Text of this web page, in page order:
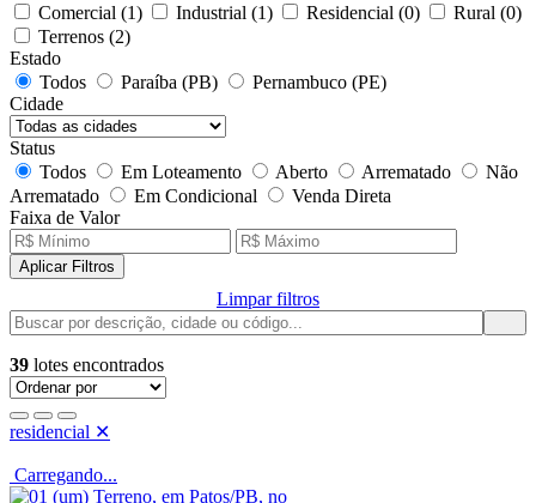
Comercial (1) Industrial (1) Residencial (0) Rural (0)
Terrenos (2)
Estado
Todos
Paraíba (PB)
Pernambuco (PE)
Cidade
Status
Todos
Em Loteamento Aberto Arrematado
Não
Arrematado
Em Condicional
Venda Direta
Faixa de Valor
Aplicar Filtros
Limpar filtros
39 lotes encontrados
residencial ✕
Carregando...